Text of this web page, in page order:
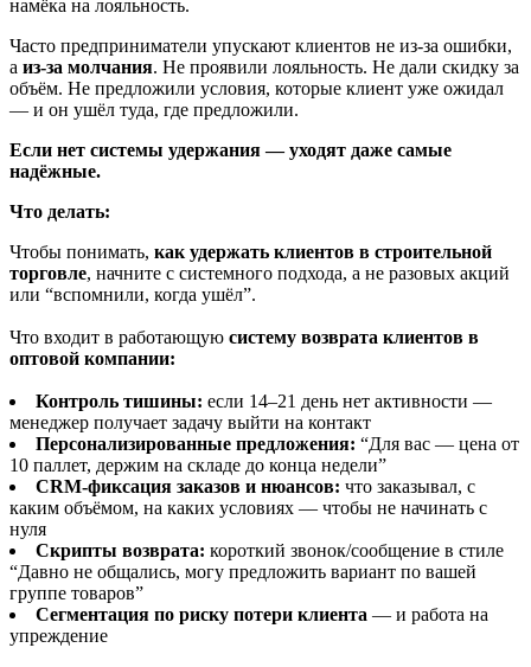
намёка на лояльность.
Часто предприниматели упускают клиентов не из-за ошибки,
а из-за молчания. Не проявили лояльность. Не дали скидку за
объём. Не предложили условия, которые клиент уже ожидал
— и он ушёл туда, где предложили.
Если нет системы удержания — уходят даже самые
надёжные.
Что делать:
Чтобы понимать, как удержать клиентов в строительной
торговле, начните с системного подхода, а не разовых акций
или “вспомнили, когда ушёл”.
Что входит в работающую систему возврата клиентов в
оптовой компании:
Контроль тишины: если 14–21 день нет активности —
менеджер получает задачу выйти на контакт
Персонализированные предложения: “Для вас — цена от
10 паллет, держим на складе до конца недели”
CRM-фиксация заказов и нюансов: что заказывал, с
каким объёмом, на каких условиях — чтобы не начинать с
нуля
Скрипты возврата: короткий звонок/сообщение в стиле
“Давно не общались, могу предложить вариант по вашей
группе товаров”
Сегментация по риску потери клиента — и работа на
упреждение